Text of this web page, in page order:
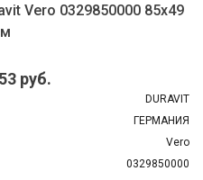
Vero 0329850000 85х49
руб.
DURAVIT
ГЕРМАНИЯ
Vero
0329850000